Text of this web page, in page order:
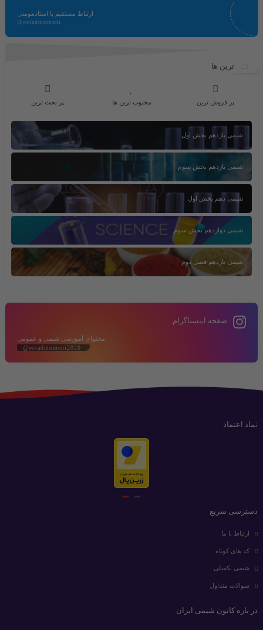
ارتباط مستقیم با استادمومنی
@ostadmomeni
ترین ها
پر فروش ترین محبوب ترین ها پر بحث ترین
شیمی یازدهم بخش اول
شیمی یازدهم بخش سوم
شیمی دهم بخش اول
شیمی دوازدهم بخش سوم
شیمی یازدهم فصل دوم
صفحه اینستاگرام
محتوای آموزشی شیمی و عمومی
@ostadmomeni2020
نماد اعتماد
دسترسی سریع
ارتباط با ما
کد های کوتاه
شیمی تکمیلی
سوالات متداول
در باره کانون شیمی ایران